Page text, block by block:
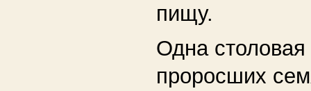
пищу.
Одна
проросших